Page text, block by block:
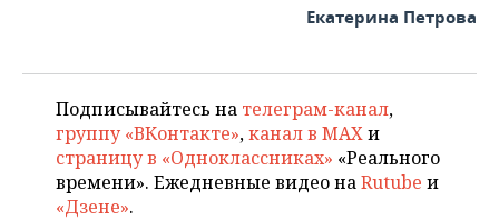
Екатерина Петрова
Подписывайтесь на телеграм-канал,
группу «ВКонтакте»,канал в MAXи
страницу в «Одноклассниках» «Реального
времени». Ежедневные видео наRutube и
«Дзене».